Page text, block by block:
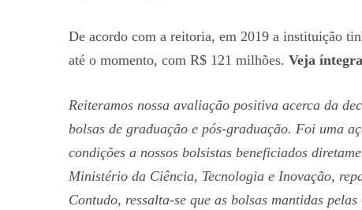
De acordo com a reitoria, em 2019 a instituição
até o momento, com R$ 121 milhões. Veja
Reiteramos nossa avaliação positiva acerca da
bolsas de graduação e pós-graduação. Foi uma
condições a nossos bolsistas beneficiados
Ministério da Ciência, Tecnologia e Inovação,
Contudo, ressalta-se que as bolsas mantidas